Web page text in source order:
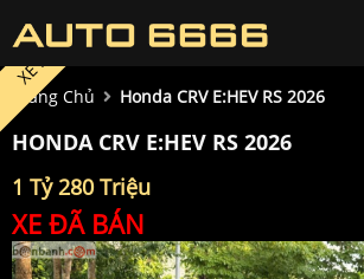
Trang Chủ Honda CRV E:HEV RS 2026
HONDA CRV E:HEV RS 2026
1 Tỷ 280 Triệu
XE ĐÃ BÁN
XE ĐÃ BÁN